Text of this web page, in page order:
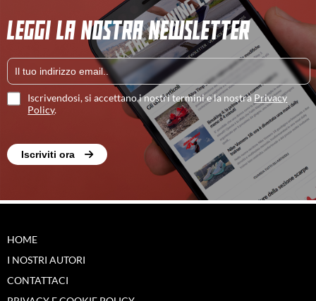
LEGGI LA NOSTRA NEWSLETTER
Iscrivendosi, si accettano i nostri termini e la nostraPrivacy
Policy.
Iscriviti ora
HOME
I NOSTRI AUTORI
CONTATTACI